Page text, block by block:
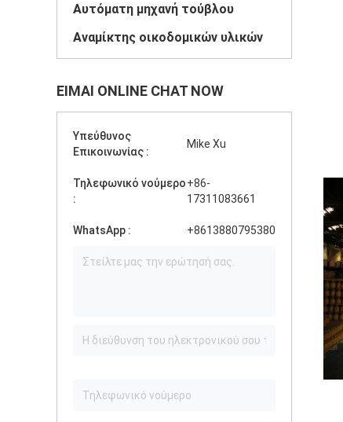
Αυτόματη μηχανή τούβλου
Αναμίκτης οικοδομικών υλικών
ΕΊΜΑΙ ONLINE CHAT NOW
Υπεύθυνος
Επικοινωνίας :
Mike Xu
Τηλεφωνικό νούμερο
:
+86-
17311083661
WhatsApp : +8613880795380